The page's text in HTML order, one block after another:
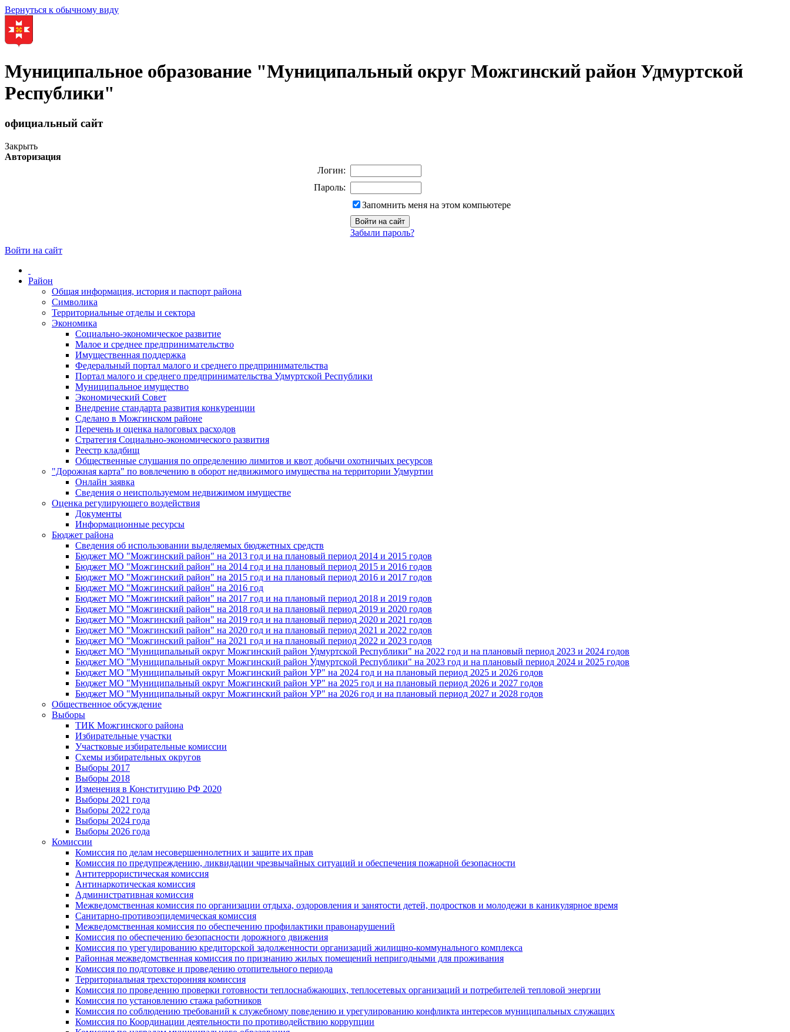
Вернуться к обычному виду
Муниципальное образование "Муниципальный округ Можгинский район Удмуртской
Республики"
официальный сайт
Закрыть
Авторизация
Логин:
Пароль:
Запомнить меня на этом компьютере
Забыли пароль?
Войти на сайт
Район
Общая информация, история и паспорт района
Символика
Территориальные отделы и сектора
Экономика
Социально-экономическое развитие
Малое и среднее предпринимательство
Имущественная поддержка
Федеральный портал малого и среднего предпринимательства
Портал малого и среднего предпринимательства Удмуртской Республики
Муниципальное имущество
Экономический Совет
Внедрение стандарта развития конкуренции
Сделано в Можгинском районе
Перечень и оценка налоговых расходов
Стратегия Социально-экономического развития
Реестр кладбищ
Общественные слушания по определению лимитов и квот добычи охотничьих ресурсов
"Дорожная карта" по вовлечению в оборот недвижимого имущества на территории Удмуртии
Онлайн заявка
Сведения о неиспользуемом недвижимом имуществе
Оценка регулирующего воздействия
Документы
Информационные ресурсы
Бюджет района
Сведения об использовании выделяемых бюджетных средств
Бюджет МО "Можгинский район" на 2013 год и на плановый период 2014 и 2015 годов
Бюджет МО "Можгинский район" на 2014 год и на плановый период 2015 и 2016 годов
Бюджет МО "Можгинский район" на 2015 год и на плановый период 2016 и 2017 годов
Бюджет МО "Можгинский район" на 2016 год
Бюджет МО "Можгинский район" на 2017 год и на плановый период 2018 и 2019 годов
Бюджет МО "Можгинский район" на 2018 год и на плановый период 2019 и 2020 годов
Бюджет МО "Можгинский район" на 2019 год и на плановый период 2020 и 2021 годов
Бюджет МО "Можгинский район" на 2020 год и на плановый период 2021 и 2022 годов
Бюджет МО "Можгинский район" на 2021 год и на плановый период 2022 и 2023 годов
Бюджет МО "Муниципальный округ Можгинский район Удмуртской Республики" на 2022 год и на плановый период 2023 и 2024 годов
Бюджет МО "Муниципальный округ Можгинский район Удмуртской Республики" на 2023 год и на плановый период 2024 и 2025 годов
Бюджет МО "Муниципальный округ Можгинский район УР" на 2024 год и на плановый период 2025 и 2026 годов
Бюджет МО "Муниципальный округ Можгинский район УР" на 2025 год и на плановый период 2026 и 2027 годов
Бюджет МО "Муниципальный округ Можгинский район УР" на 2026 год и на плановый период 2027 и 2028 годов
Общественное обсуждение
Выборы
ТИК Можгинского района
Избирательные участки
Участковые избирательные комиссии
Схемы избирательных округов
Выборы 2017
Выборы 2018
Изменения в Конституцию РФ 2020
Выборы 2021 года
Выборы 2022 года
Выборы 2024 года
Выборы 2026 года
Комиссии
Комиссия по делам несовершеннолетних и защите их прав
Комиссия по предупреждению, ликвидации чрезвычайных ситуаций и обеспечения пожарной безопасности
Антитеррористическая комиссия
Антинаркотическая комиссия
Административная комиссия
Межведомственная комиссия по организации отдыха, оздоровления и занятости детей, подростков и молодежи в каникулярное время
Санитарно-противоэпидемическая комиссия
Межведомственная комиссия по обеспечению профилактики правонарушений
Комиссия по обеспечению безопасности дорожного движения
Комиссия по урегулированию кредиторской задолженности организаций жилищно-коммунального комплекса
Районная межведомственная комиссия по признанию жилых помещений непригодными для проживания
Комиссия по подготовке и проведению отопительного периода
Территориальная трехсторонняя комиссия
Комиссия по проведению проверки готовности теплоснабжающих, теплосетевых организаций и потребителей тепловой энергии
Комиссия по установлению стажа работников
Комиссия по соблюдению требований к служебному поведению и урегулированию конфликта интересов муниципальных служащих
Комиссия по Координации деятельности по противодействию коррупции